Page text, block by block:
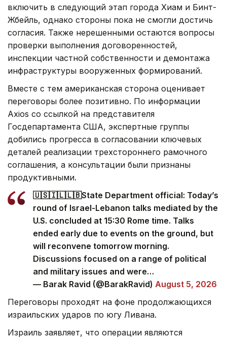
включить в следующий этап города Хиам и Бинт-
Жбейль, однако стороны пока не смогли достичь
согласия. Также нерешенными остаются вопросы
проверки выполнения договоренностей,
инспекции частной собственности и демонтажа
инфраструктуры вооруженных формирований.
Вместе с тем американская сторона оценивает
переговоры более позитивно. По информации
Axios со ссылкой на представителя
Госдепартамента США, экспертные группы
добились прогресса в согласовании ключевых
деталей реализации трехстороннего рамочного
соглашения, а консультации были признаны
продуктивными.
🇺🇸🇮🇱🇱🇧State Department official: Today’s
round of Israel-Lebanon talks mediated by the
U.S. concluded at 15:30 Rome time. Talks
ended early due to events on the ground, but
will reconvene tomorrow morning.
Discussions focused on a range of political
and military issues and were…
— Barak Ravid (@BarakRavid) August 5, 2026
Переговоры проходят на фоне продолжающихся
израильских ударов по югу Ливана.
Израиль заявляет, что операции являются